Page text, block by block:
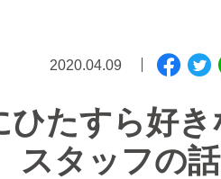
2020.04.09
ひたすら好
スタッフの